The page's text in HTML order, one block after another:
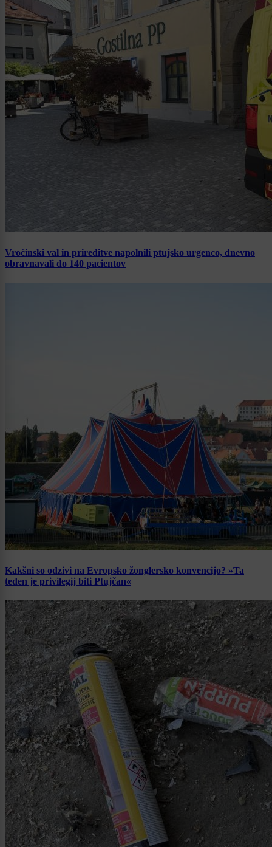
Vročinski val in prireditve napolnili ptujsko urgenco, dnevno
obravnavali do 140 pacientov
Kakšni so odzivi na Evropsko žonglersko konvencijo? »Ta
teden je privilegij biti Ptujčan«